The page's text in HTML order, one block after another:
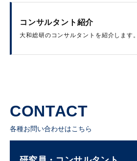
コンサルタント紹介
大和総研のコンサルタントを紹介します。
CONTACT
各種お問い合わせはこちら